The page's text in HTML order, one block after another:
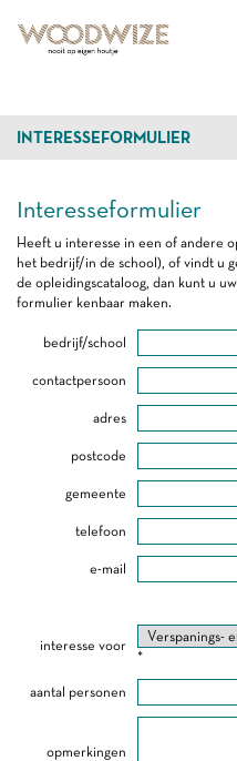
INTERESSEFORMULIER
Interesseformulier
Heeft u interesse in een of andere
het bedrijf/in de school), of vindt u
de opleidingscataloog, dan kunt u
formulier kenbaar maken.
bedrijf/school
contactpersoon
adres
postcode
gemeente
telefoon
e-mail
interesse voor
*
aantal personen
opmerkingen